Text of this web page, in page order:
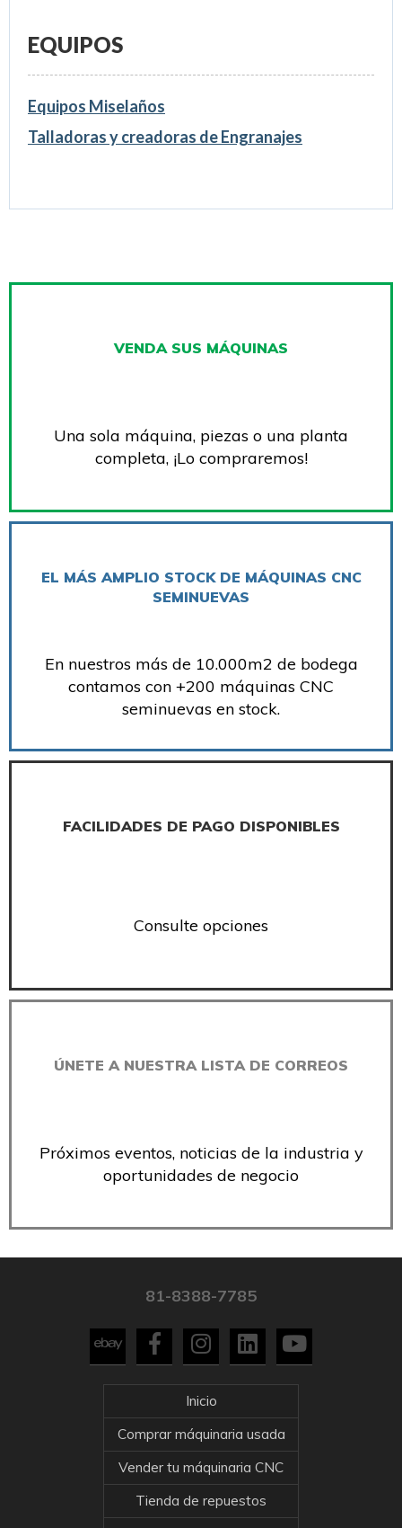
EQUIPOS
Equipos Miselaños
Talladoras y creadoras de Engranajes
VENDA SUS MÁQUINAS
Una sola máquina, piezas o una planta
completa, ¡Lo compraremos!
EL MÁS AMPLIO STOCK DE MÁQUINAS CNC
SEMINUEVAS
En nuestros más de 10.000m2 de bodega
contamos con +200 máquinas CNC
seminuevas en stock.
FACILIDADES DE PAGO DISPONIBLES
Consulte opciones
ÚNETE A NUESTRA LISTA DE CORREOS
Próximos eventos, noticias de la industria y
oportunidades de negocio
81-8388-7785
Inicio
Comprar máquinaria usada
Vender tu máquinaria CNC
Tienda de repuestos